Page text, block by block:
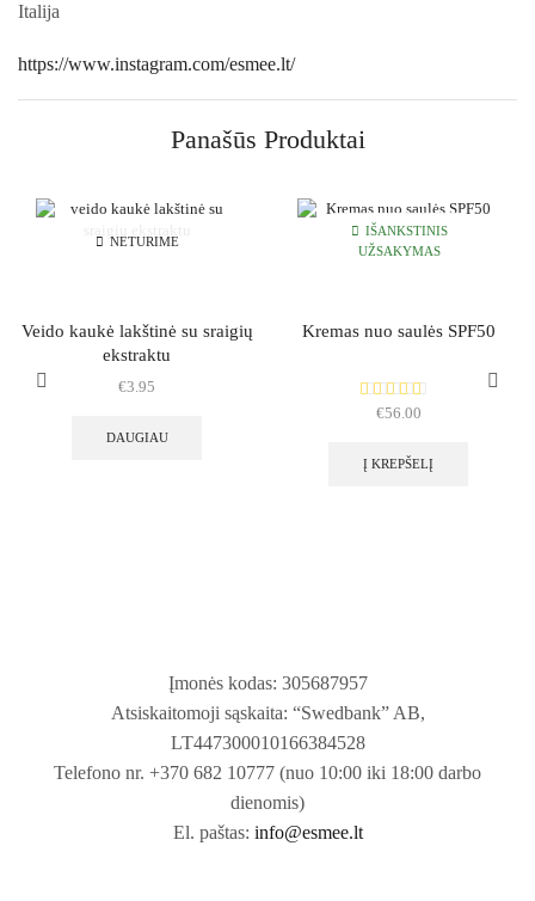
Italija
https://www.instagram.com/esmee.lt/
Panašūs Produktai
NETURIME
Veido kaukė lakštinė su sraigių
ekstraktu
€3.95
DAUGIAU
IŠANKSTINIS
UŽSAKYMAS
Kremas nuo saulės SPF50
€56.00
Į KREPŠELĮ
Įmonės kodas: 305687957
Atsiskaitomoji sąskaita: “Swedbank” AB,
LT447300010166384528
Telefono nr. +370 682 10777 (nuo 10:00 iki 18:00 darbo
dienomis)
El. paštas: info@esmee.lt